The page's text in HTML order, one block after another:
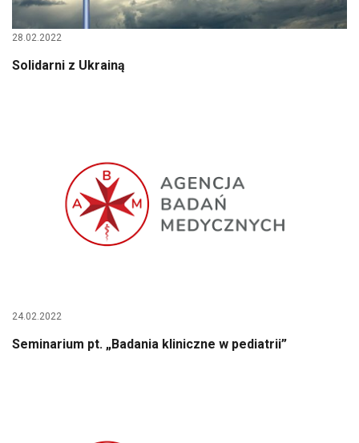
28.02.2022
Solidarni z Ukrainą
24.02.2022
Seminarium pt. „Badania kliniczne w pediatrii”